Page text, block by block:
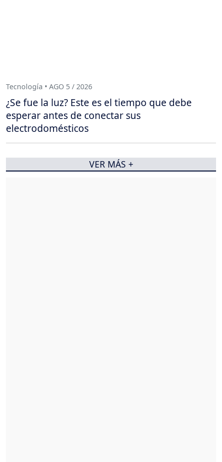
Tecnología • AGO 5 / 2026
¿Se fue la luz? Este es el tiempo que debe
esperar antes de conectar sus
electrodomésticos
VER MÁS +